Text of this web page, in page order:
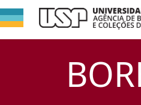
Busca no
DSpace/